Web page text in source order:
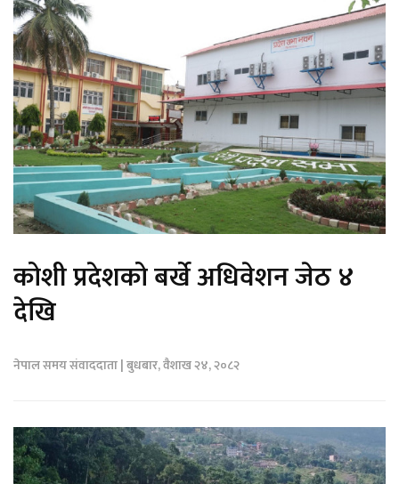
कोशी प्रदेशको बर्खे अधिवेशन जेठ ४
देखि
नेपाल समय संवाददाता | बुधबार, वैशाख २४, २०८२